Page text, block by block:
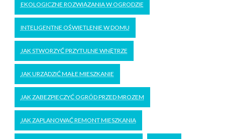
EKOLOGICZNE ROZWIĄZANIA W OGRODZIE
INTELIGENTNE OŚWIETLENIE W DOMU
JAK STWORZYĆ PRZYTULNE WNĘTRZE
JAK URZĄDZIĆ MAŁE MIESZKANIE
JAK ZABEZPIECZYĆ OGRÓD PRZED MROZEM
JAK ZAPLANOWAĆ REMONT MIESZKANIA